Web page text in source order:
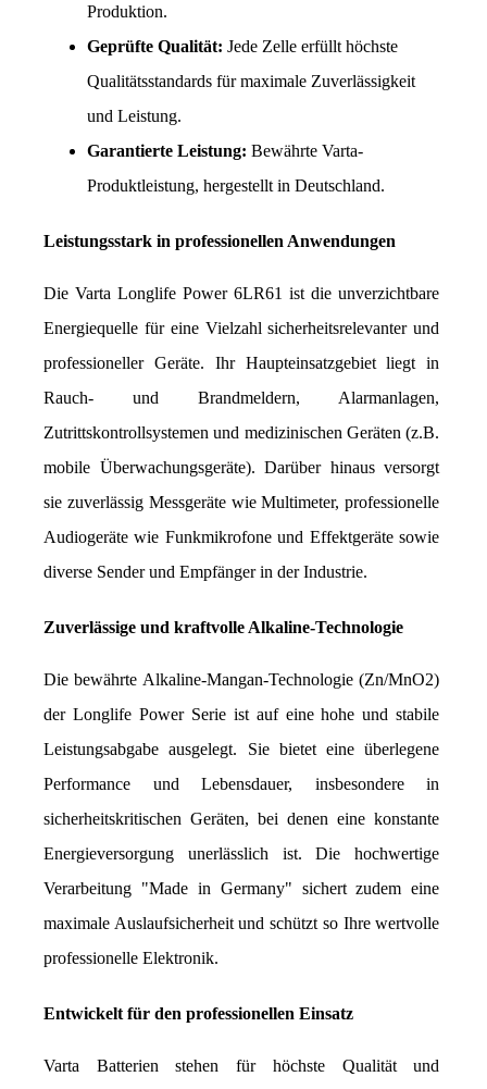
Produktion.
Geprüfte Qualität: Jede Zelle erfüllt höchste
Qualitätsstandards für maximale Zuverlässigkeit
und Leistung.
Garantierte Leistung: Bewährte Varta-
Produktleistung, hergestellt in Deutschland.
Leistungsstark in professionellen Anwendungen
Die Varta Longlife Power 6LR61 ist die unverzichtbare
Energiequelle für eine Vielzahl sicherheitsrelevanter und
professioneller Geräte. Ihr Haupteinsatzgebiet liegt in
Rauch- und Brandmeldern, Alarmanlagen,
Zutrittskontrollsystemen und medizinischen Geräten (z.B.
mobile Überwachungsgeräte). Darüber hinaus versorgt
sie zuverlässig Messgeräte wie Multimeter, professionelle
Audiogeräte wie Funkmikrofone und Effektgeräte sowie
diverse Sender und Empfänger in der Industrie.
Zuverlässige und kraftvolle Alkaline-Technologie
Die bewährte Alkaline-Mangan-Technologie (Zn/MnO2)
der Longlife Power Serie ist auf eine hohe und stabile
Leistungsabgabe ausgelegt. Sie bietet eine überlegene
Performance und Lebensdauer, insbesondere in
sicherheitskritischen Geräten, bei denen eine konstante
Energieversorgung unerlässlich ist. Die hochwertige
Verarbeitung "Made in Germany" sichert zudem eine
maximale Auslaufsicherheit und schützt so Ihre wertvolle
professionelle Elektronik.
Entwickelt für den professionellen Einsatz
Varta Batterien stehen für höchste Qualität und